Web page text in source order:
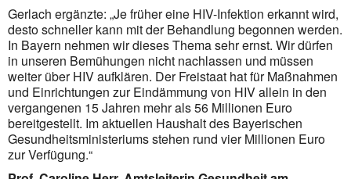
Gerlach ergänzte: „Je früher eine HIV-Infektion erkannt wird,
desto schneller kann mit der Behandlung begonnen werden.
In Bayern nehmen wir dieses Thema sehr ernst. Wir dürfen
in unseren Bemühungen nicht nachlassen und müssen
weiter überHIVaufklären. Der Freistaat hat für Maßnahmen
und Einrichtungen zur Eindämmung von HIVallein in den
vergangenen 15 Jahren mehr als 56 Millionen Euro
bereitgestellt. Im aktuellen Haushalt des Bayerischen
Gesundheitsministeriums stehen rund vier Millionen Euro
zur Verfügung.“